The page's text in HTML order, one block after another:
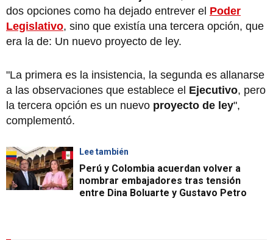
dos opciones como ha dejado entrever el Poder
Legislativo, sino que existía una tercera opción, que
era la de: Un nuevo proyecto de ley.
"La primera es la insistencia, la segunda es allanarse
a las observaciones que establece el Ejecutivo, pero
la tercera opción es un nuevo proyecto de ley",
complementó.
Lee también
Perú y Colombia acuerdan volver a
nombrar embajadores tras tensión
entre Dina Boluarte y Gustavo Petro